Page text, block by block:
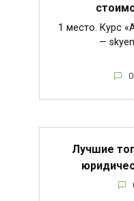
1 место. Курс
—
0
Лучшие